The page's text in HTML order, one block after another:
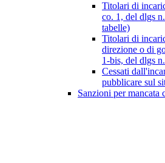
Titolari di
co. 1, del dlgs
tabelle)
Titolari di
direzione o di
1-bis, del dlgs
Cessati
pubblicare sul
Sanzioni per mancata